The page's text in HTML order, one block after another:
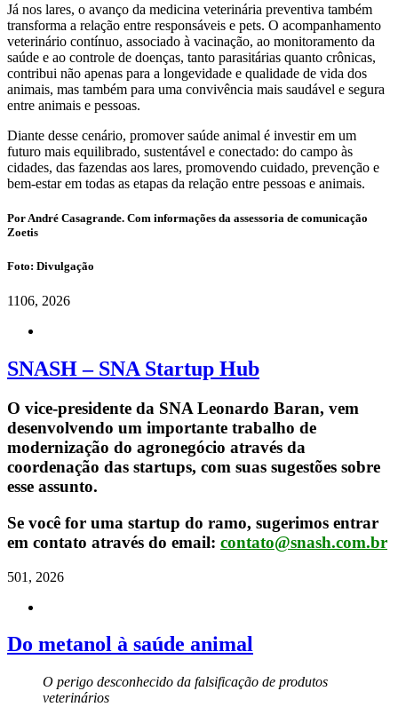
Já nos lares, o avanço da medicina veterinária preventiva também
transforma a relação entre responsáveis e pets. O acompanhamento
veterinário contínuo, associado à vacinação, ao monitoramento da
saúde e ao controle de doenças, tanto parasitárias quanto crônicas,
contribui não apenas para a longevidade e qualidade de vida dos
animais, mas também para uma convivência mais saudável e segura
entre animais e pessoas.
Diante desse cenário, promover saúde animal é investir em um
futuro mais equilibrado, sustentável e conectado: do campo às
cidades, das fazendas aos lares, promovendo cuidado, prevenção e
bem-estar em todas as etapas da relação entre pessoas e animais.
Por André Casagrande. Com informações da assessoria de comunicação
Zoetis
Foto: Divulgação
1106, 2026
SNASH – SNA Startup Hub
O vice-presidente da SNA Leonardo Baran, vem
desenvolvendo um importante trabalho de
modernização do agronegócio através da
coordenação das startups, com suas sugestões sobre
esse assunto.
Se você for uma startup do ramo, sugerimos entrar
em contato através do email: contato@snash.com.br
501, 2026
Do metanol à saúde animal
O perigo desconhecido da falsificação de produtos
veterinários